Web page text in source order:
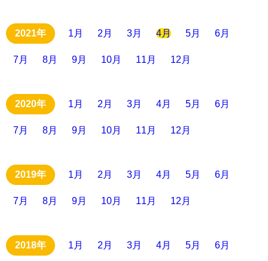
1月 2月 3月 4月 5月 6月
7月 8月 9月 10月 11月 12月
1月 2月 3月 4月 5月 6月
7月 8月 9月 10月 11月 12月
1月 2月 3月 4月 5月 6月
7月 8月 9月 10月 11月 12月
1月 2月 3月 4月 5月 6月